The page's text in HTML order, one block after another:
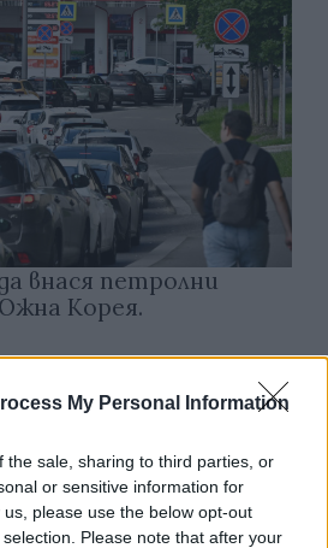
My Personal Information
the sale, sharing to third parties, or
or sensitive information for
please use the below opt-out
Please note that after your
внася петролни
Корея.